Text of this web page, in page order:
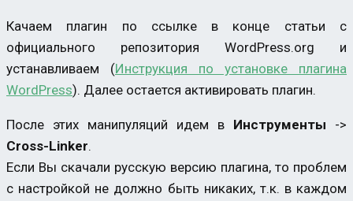
Качаем плагин по ссылке в конце статьи с
официального репозитория WordPress.org и
устанавливаем (Инструкция по установке плагина
WordPress). Далее остается активировать плагин.
После этих манипуляций идем в Инструменты ->
Cross-Linker.
Если Вы скачали русскую версию плагина, то проблем
с настройкой не должно быть никаких, т.к. в каждом